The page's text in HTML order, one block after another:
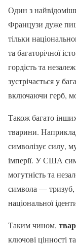
Один з
Французи дуже
тільки
та багаторічної
гордість та
зустрічається у
включаючи герб,
Також багато
тварини.
символізує силу,
імперії. У США
могутність та
символа — тризуб,
національної
Таким чином,
ключові цінності